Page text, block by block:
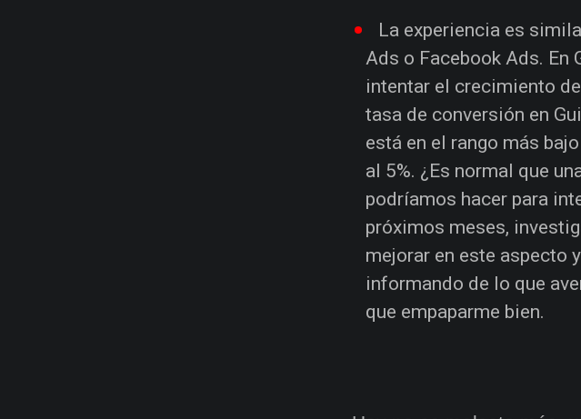
La experiencia es
Ads o Facebook Ads. En
intentar el crecimiento
tasa de conversión en
está en el rango más
al 5%. ¿Es normal que
podríamos hacer para
próximos meses,
mejorar en este aspecto
informando de lo que
que empaparme bien.